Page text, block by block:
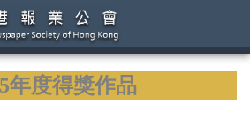
年度得獎作品